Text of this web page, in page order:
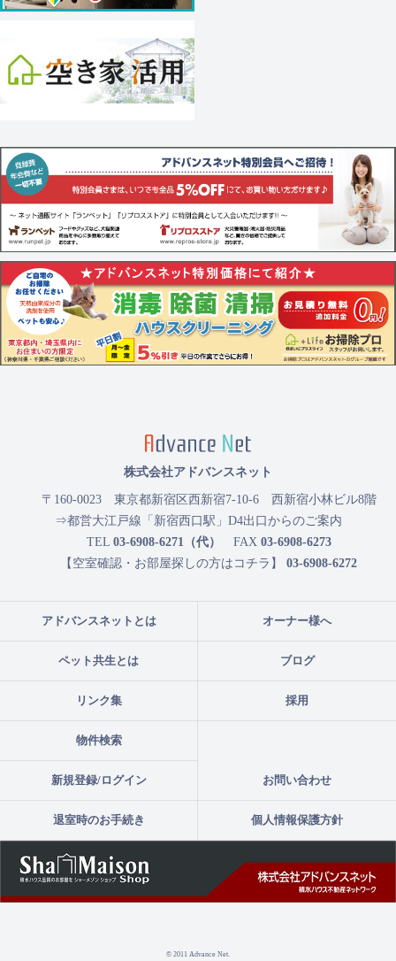
アドバンスネットとは オーナー様へ
ペット共生とは ブログ
リンク集 採用
物件検索
新規登録/ログイン お問い合わせ
退室時のお手続き 個人情報保護方針
© 2011 Advance Net.
株式会社アドバンスネット
〒160-0023 東京都新宿区西新宿7-10-6 西新宿小林ビル8階
⇒都営大江戸線「新宿西口駅」D4出口からのご案内
TEL 03-6908-6271（代） FAX 03-6908-6273
【空室確認・お部屋探しの方はコチラ】 03-6908-6272